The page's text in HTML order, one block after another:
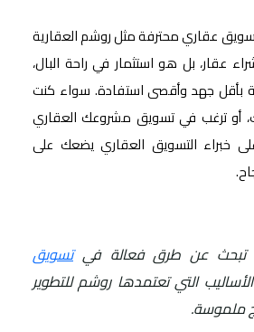
عقاري محترفة مثل روشم العقارية
عقار، بل هو استثمار في راحة البال،
بأقل جهد وأقصى استفادة. سواء كنت
أو ترغب في تسويق مشروعك العقاري
على خبراء التسويق العقاري يضعك على
عن طرق فعالة فيتسويق
التي تعتمدها روشم للتطوير
ملموسة.